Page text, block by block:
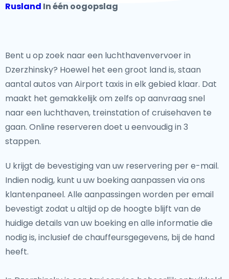
Rusland In één oogopslag
Bent u op zoek naar een luchthavenvervoer in
Dzerzhinsky? Hoewel het een groot land is, staan
aantal autos van Airport taxis in elk gebied klaar. Dat
maakt het gemakkelijk om zelfs op aanvraag snel
naar een luchthaven, treinstation of cruisehaven te
gaan. Online reserveren doet u eenvoudig in 3
stappen.
U krijgt de bevestiging van uw reservering per e-mail.
Indien nodig, kunt u uw boeking aanpassen via ons
klantenpaneel. Alle aanpassingen worden per email
bevestigt zodat u altijd op de hoogte blijft van de
huidige details van uw boeking en alle informatie die
nodig is, inclusief de chauffeursgegevens, bij de hand
heeft.